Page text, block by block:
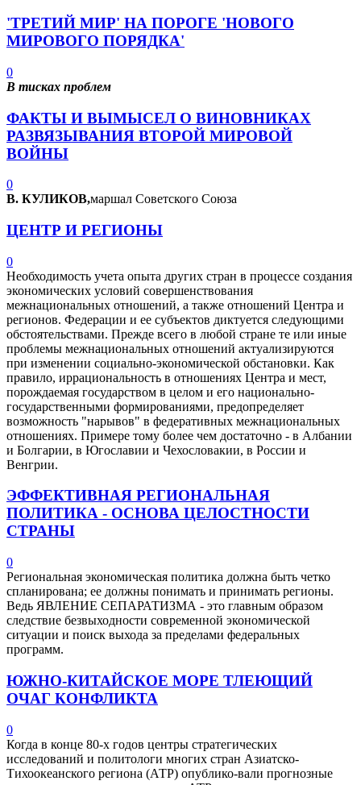
'ТРЕТИЙ МИР' НА ПОРОГЕ 'НОВОГО
МИРОВОГО ПОРЯДКА'
0
В тисках проблем
ФАКТЫ И ВЫМЫСЕЛ О ВИНОВНИКАХ
РАЗВЯЗЫВАНИЯ ВТОРОЙ МИРОВОЙ
ВОЙНЫ
0
В. КУЛИКОВ,маршал Советского Союза
ЦЕНТР И РЕГИОНЫ
0
Необходимость учета опыта других стран в процессе создания
экономических условий совершенствования
межнациональных отношений, а также отношений Центра и
регионов. Федерации и ее субъектов диктуется следующими
обстоятельствами. Прежде всего в любой стране те или иные
проблемы межнациональных отношений актуализируются
при изменении социально-экономической обстановки. Как
правило, иррациональность в отношениях Центра и мест,
порождаемая государством в целом и его национально-
государственными формированиями, предопределяет
возможность "нарывов" в федеративных межнациональных
отношениях. Примере тому более чем достаточно - в Албании
и Болгарии, в Югославии и Чехословакии, в России и
Венгрии.
ЭФФЕКТИВНАЯ РЕГИОНАЛЬНАЯ
ПОЛИТИКА - ОСНОВА ЦЕЛОСТНОСТИ
СТРАНЫ
0
Региональная экономическая политика должна быть четко
спланирована; ее должны понимать и принимать регионы.
Ведь ЯВЛЕНИЕ СЕПАРАТИЗМА - это главным образом
следствие безвыходности современной экономической
ситуации и поиск выхода за пределами федеральных
программ.
ЮЖНО-КИТАЙСКОЕ МОРЕ ТЛЕЮЩИЙ
ОЧАГ КОНФЛИКТА
0
Когда в конце 80-х годов центры стратегических
исследований и политологи многих стран Азиатско-
Тихоокеанского региона (АТР) опублико-вали прогнозные